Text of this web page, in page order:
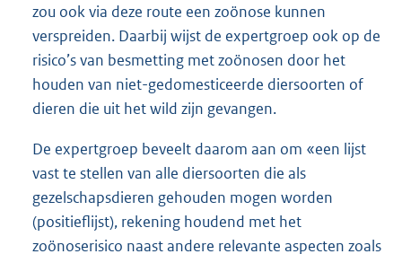
zou ook via deze route een zoönose kunnen
verspreiden. Daarbij wijst de expertgroep ook op de
risico’s van besmetting met zoönosen door het
houden van niet-gedomesticeerde diersoorten of
dieren die uit het wild zijn gevangen.
De expertgroep beveelt daarom aan om «een lijst
vast te stellen van alle diersoorten die als
gezelschapsdieren gehouden mogen worden
(positieflijst), rekening houdend met het
zoönoserisico naast andere relevante aspecten zoals